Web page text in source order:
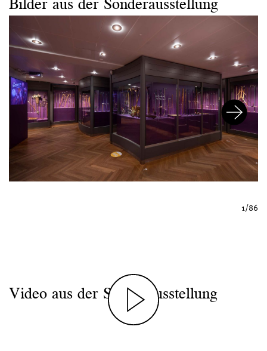
Bilder aus der Sonderausstellung
1/86
Video aus der Sonderausstellung